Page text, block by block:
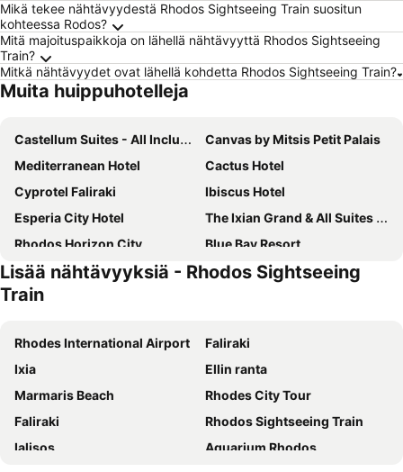
Mikä tekee nähtävyydestä Rhodos Sightseeing Train suositun
kohteessa Rodos?
Mitä majoituspaikkoja on lähellä nähtävyyttä Rhodos Sightseeing
Train?
Mitkä nähtävyydet ovat lähellä kohdetta Rhodos Sightseeing Train?
Muita huippuhotelleja
Castellum Suites - All Inclusive
Canvas by Mitsis Petit Palais
Mediterranean Hotel
Cactus Hotel
Cyprotel Faliraki
Ibiscus Hotel
Esperia City Hotel
The Ixian Grand & All Suites - Adults Only Hotel
Rhodos Horizon City
Blue Bay Resort
Athena Hotel
Rodos Palladium Leisure & Wellness
STAY Hotel Rhodes
Sun Beach Resort
Kresten Palace Hotel
Olympic Palace Hotel
Hotel Parthenon Rodos city
Best Western Plus Hotel Plaza
Mercure Rhodes Alexia Hotel & Spa
Atrium Platinum Luxury Resort Hotel & Spa
Blue Sky City Beach Hotel
Agkyra Hotel
Amus Hotel & Spa
Lisää nähtävyyksiä - Rhodos Sightseeing
Train
Rhodes International Airport
Faliraki
Ixia
Ellin ranta
Marmaris Beach
Rhodes City Tour
Faliraki
Rhodos Sightseeing Train
Ialisos
Aquarium Rhodos